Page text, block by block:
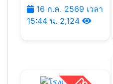
16 ก.ค. 2569 เวลา
15:44 น. 2,124